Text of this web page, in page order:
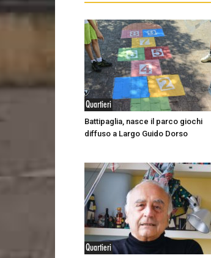
Quartieri
Battipaglia, nasce il parco giochi
diffuso a Largo Guido Dorso
Quartieri